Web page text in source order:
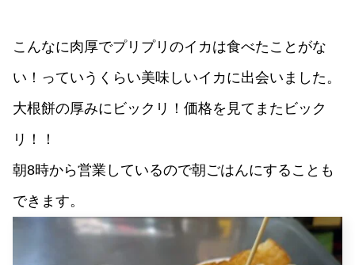
こんなに肉厚でプリプリのイカは食べたことがな
い！っていうくらい美味しいイカに出会いました。
大根餅の厚みにビックリ！価格を見てまたビック
リ！！
朝8時から営業しているので朝ごはんにすることも
できます。